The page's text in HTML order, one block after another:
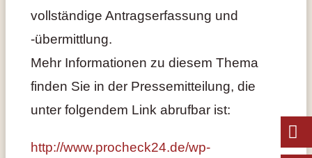
vollständige Antragserfassung und
-übermittlung.
Mehr Informationen zu diesem Thema
finden Sie in der Pressemitteilung, die
unter folgendem Link abrufbar ist:
http://www.procheck24.de/wp-